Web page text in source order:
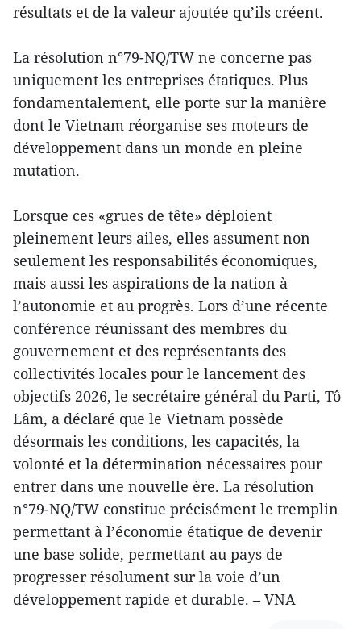
résultats et de la valeur ajoutée qu’ils créent.
La résolution n°79-NQ/TW ne concerne pas
uniquement les entreprises étatiques. Plus
fondamentalement, elle porte sur la manière
dont le Vietnam réorganise ses moteurs de
développement dans un monde en pleine
mutation.
Lorsque ces «grues de tête» déploient
pleinement leurs ailes, elles assument non
seulement les responsabilités économiques,
mais aussi les aspirations de la nation à
l’autonomie et au progrès. Lors d’une récente
conférence réunissant des membres du
gouvernement et des représentants des
collectivités locales pour le lancement des
objectifs 2026, le secrétaire général du Parti, Tô
Lâm, a déclaré que le Vietnam possède
désormais les conditions, les capacités, la
volonté et la détermination nécessaires pour
entrer dans une nouvelle ère. La résolution
n°79-NQ/TW constitue précisément le tremplin
permettant à l’économie étatique de devenir
une base solide, permettant au pays de
progresser résolument sur la voie d’un
développement rapide et durable. – VNA